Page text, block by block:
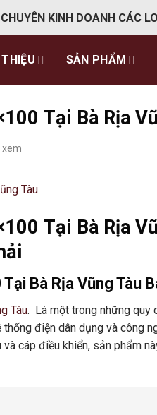
KINH DOANH CÁC
THIỆU SẢN PHẨM
Tại Bà Rịa
xem
Tại Bà Rịa
Bà Rịa Vũng Tàu
Tàu. Là một trong những quy
điện dân dụng và công
cáp điều khiển, sản phẩm